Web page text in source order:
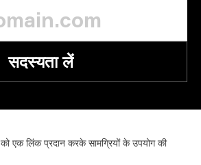
सदस्यता लें
को एक लिंक प्रदान करके सामग्रियों के उपयोग की